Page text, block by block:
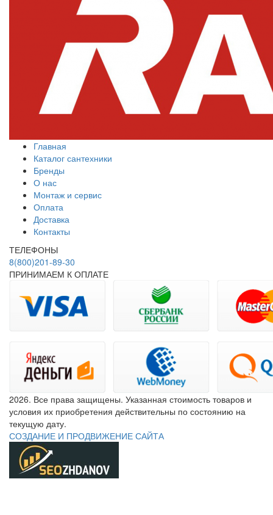
Главная
Каталог сантехники
Бренды
О нас
Монтаж и сервис
Оплата
Доставка
Контакты
ТЕЛЕФОНЫ
8(800)201-89-30
ПРИНИМАЕМ К ОПЛАТЕ
2026. Все права защищены. Указанная стоимость товаров и
условия их приобретения действительны по состоянию на
текущую дату.
СОЗДАНИЕ И ПРОДВИЖЕНИЕ САЙТА